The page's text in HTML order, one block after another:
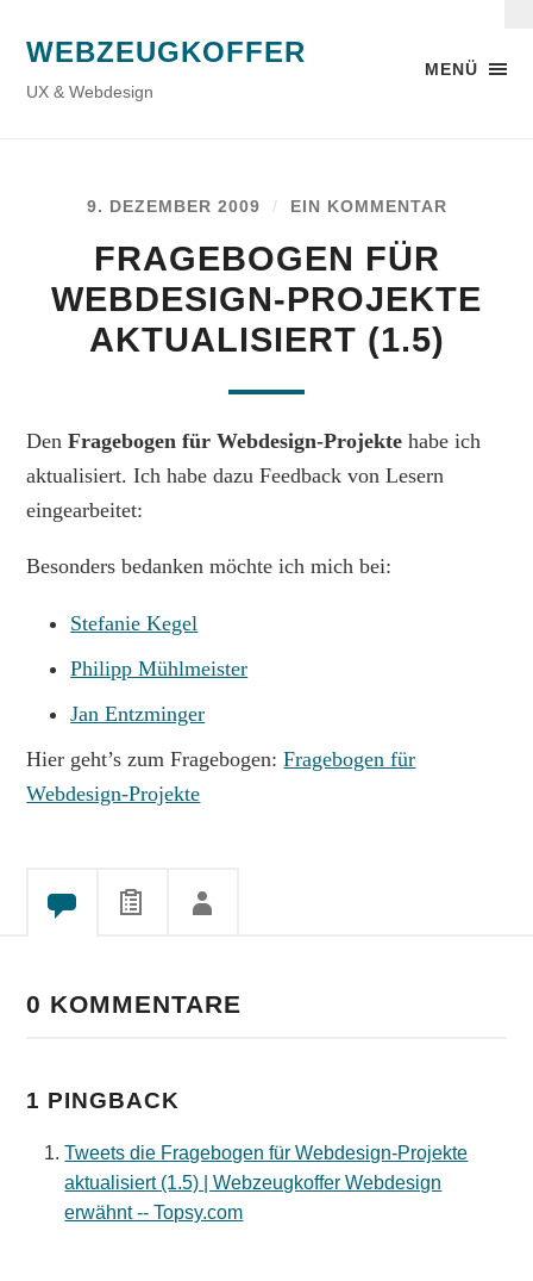
MENÜ
WEBZEUGKOFFER
UX & Webdesign
9. DEZEMBER 2009 / EIN KOMMENTAR
FRAGEBOGEN FÜR
WEBDESIGN-PROJEKTE
AKTUALISIERT (1.5)
DenFragebogen für Webdesign-Projekte habe ich
aktualisiert. Ich habe dazu Feedback von Lesern
eingearbeitet:
Besonders bedanken möchte ich mich bei:
Stefanie Kegel
Philipp Mühlmeister
Jan Entzminger
Hier geht’s zum Fragebogen:Fragebogen für
Webdesign-Projekte
0 KOMMENTARE
1 PINGBACK
Tweets die Fragebogen für Webdesign-Projekte
aktualisiert (1.5) | Webzeugkoffer Webdesign
erwähnt -- Topsy.com